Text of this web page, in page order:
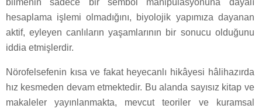
bilmenin sadece bir sembol manipülasyonuna dayalı
hesaplama işlemi olmadığını, biyolojik yapımıza dayanan
aktif, eyleyen canlıların yaşamlarının bir sonucu olduğunu
iddia etmişlerdir.
Nörofelsefenin kısa ve fakat heyecanlı hikâyesi hâlihazırda
hız kesmeden devam etmektedir. Bu alanda sayısız kitap ve
makaleler yayınlanmakta, mevcut teoriler ve kuramsal